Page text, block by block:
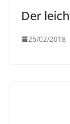
Der
25/02/2018